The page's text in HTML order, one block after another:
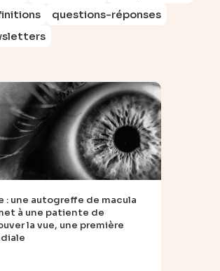
questions-réponses
: une autogreffe de macula
à une patiente de
la vue, une première